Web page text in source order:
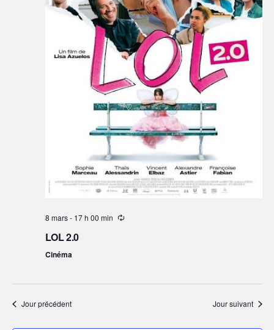
8 mars - 17 h 00 min
LOL 2.0
Cinéma
Jour précédent Jour suivant